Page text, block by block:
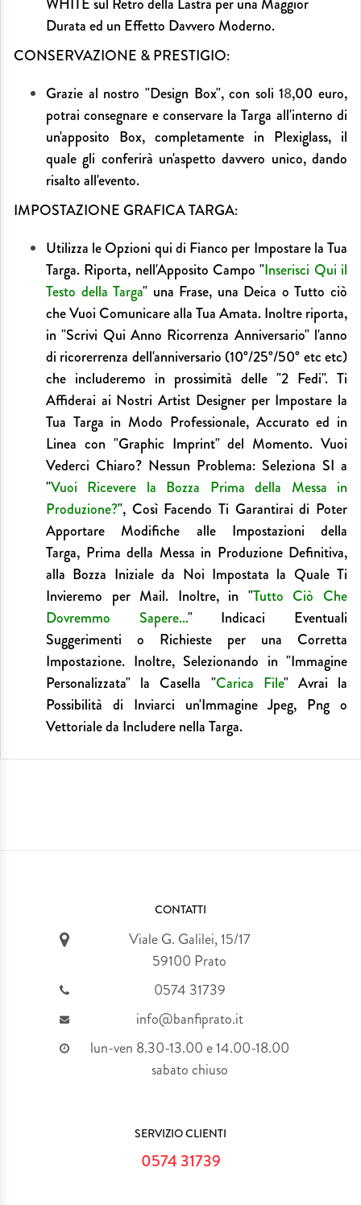
WHITE sul Retro della Lastra per una Maggior
Durata ed un Effetto Davvero Moderno.
CONSERVAZIONE & PRESTIGIO:
Grazie al nostro "Design Box", con soli 18,00 euro,
potrai consegnare e conservare la Targa all'interno di
un'apposito Box, completamente in Plexiglass, il
quale gli conferirà un'aspetto davvero unico, dando
risalto all'evento.
IMPOSTAZIONE GRAFICA TARGA:
Utilizza le Opzioni qui di Fianco per Impostare la Tua
Targa. Riporta, nell'Apposito Campo "Inserisci Qui il
Testo della Targa" una Frase, una Deica o Tutto ciò
che Vuoi Comunicare alla Tua Amata. Inoltre riporta,
in "Scrivi Qui Anno Ricorrenza Anniversario" l'anno
di ricorerrenza dell'anniversario (10°/25°/50° etc etc)
che includeremo in prossimità delle "2 Fedi". Ti
Affiderai ai Nostri Artist Designer per Impostare la
Tua Targa in Modo Professionale, Accurato ed in
Linea con "Graphic Imprint" del Momento. Vuoi
Vederci Chiaro? Nessun Problema: Seleziona SI a
"Vuoi Ricevere la Bozza Prima della Messa in
Produzione?", Così Facendo Ti Garantirai di Poter
Apportare Modifiche alle Impostazioni della
Targa, Prima della Messa in Produzione Definitiva,
alla Bozza Iniziale da Noi Impostata la Quale Ti
Invieremo per Mail. Inoltre, in "Tutto Ciò Che
Dovremmo Sapere..." Indicaci Eventuali
Suggerimenti o Richieste per una Corretta
Impostazione. Inoltre, Selezionando in "Immagine
Personalizzata" la Casella "Carica File" Avrai la
Possibilità di Inviarci un'Immagine Jpeg, Png o
Vettoriale da Includere nella Targa.
CONTATTI
Viale G. Galilei, 15/17
59100 Prato
0574 31739
info@banfiprato.it
lun-ven 8.30-13.00 e 14.00-18.00
sabato chiuso
SERVIZIO CLIENTI
0574 31739